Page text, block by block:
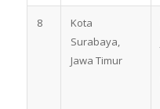
8
Kota
Surabaya,
Jawa Timur